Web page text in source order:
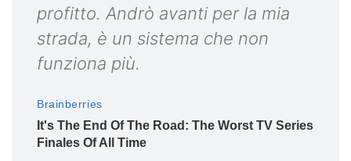
profitto. Andrò avanti per la mia
strada, è un sistema che non
funziona più.